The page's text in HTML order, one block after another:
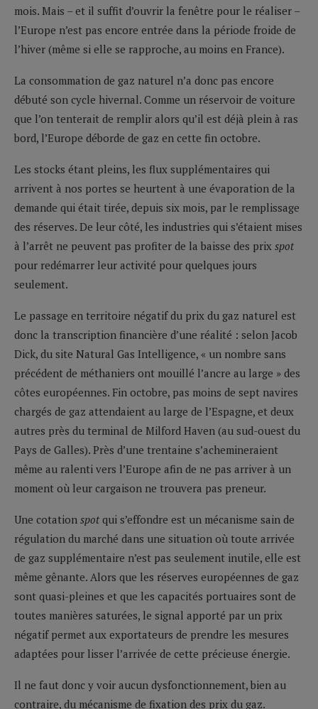
mois. Mais – et il suffit d’ouvrir la fenêtre pour le réaliser –
l’Europe n’est pas encore entrée dans la période froide de
l’hiver (même si elle se rapproche, au moins en France).
La consommation de gaz naturel n’a donc pas encore
débuté son cycle hivernal. Comme un réservoir de voiture
que l’on tenterait de remplir alors qu’il est déjà plein à ras
bord, l’Europe déborde de gaz en cette fin octobre.
Les stocks étant pleins, les flux supplémentaires qui
arrivent à nos portes se heurtent à une évaporation de la
demande qui était tirée, depuis six mois, par le remplissage
des réserves. De leur côté, les industries qui s’étaient mises
à l’arrêt ne peuvent pas profiter de la baisse des prix spot
pour redémarrer leur activité pour quelques jours
seulement.
Le passage en territoire négatif du prix du gaz naturel est
donc la transcription financière d’une réalité : selon Jacob
Dick, du site Natural Gas Intelligence, « un nombre sans
précédent de méthaniers ont mouillé l’ancre au large » des
côtes européennes. Fin octobre, pas moins de sept navires
chargés de gaz attendaient au large de l’Espagne, et deux
autres près du terminal de Milford Haven (au sud-ouest du
Pays de Galles). Près d’une trentaine s’achemineraient
même au ralenti vers l’Europe afin de ne pas arriver à un
moment où leur cargaison ne trouvera pas preneur.
Une cotation spot qui s’effondre est un mécanisme sain de
régulation du marché dans une situation où toute arrivée
de gaz supplémentaire n’est pas seulement inutile, elle est
même gênante. Alors que les réserves européennes de gaz
sont quasi-pleines et que les capacités portuaires sont de
toutes manières saturées, le signal apporté par un prix
négatif permet aux exportateurs de prendre les mesures
adaptées pour lisser l’arrivée de cette précieuse énergie.
Il ne faut donc y voir aucun dysfonctionnement, bien au
contraire, du mécanisme de fixation des prix du gaz.